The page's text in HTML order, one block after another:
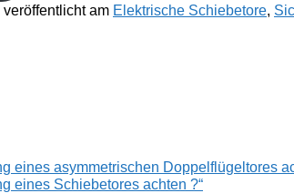
am Elektrische Schiebetore,
eines asymmetrischen Doppelflügeltores
eines Schiebetores achten ?“